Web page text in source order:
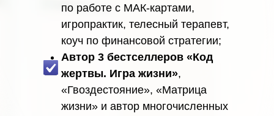
по работе с МАК-картами,
игропрактик, телесный терапевт,
коуч по финансовой стратегии;
Автор 3 бестселлеров «Код
жертвы. Игра жизни»,
«Гвоздестояние», «Матрица
жизни» и автор многочисленных